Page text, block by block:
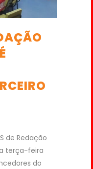
de Redação
terça-feira
do